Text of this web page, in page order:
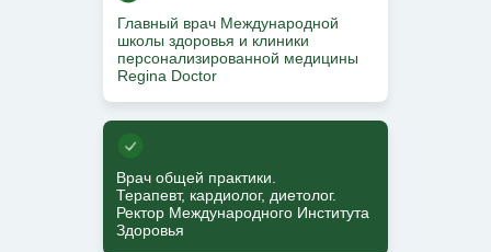
Врач общей практики.
Терапевт, кардиолог, диетолог.
Ректор Международного Института
Здоровья
Главный врач Международной
школы здоровья и клиники
персонализированной медицины
Regina Doctor